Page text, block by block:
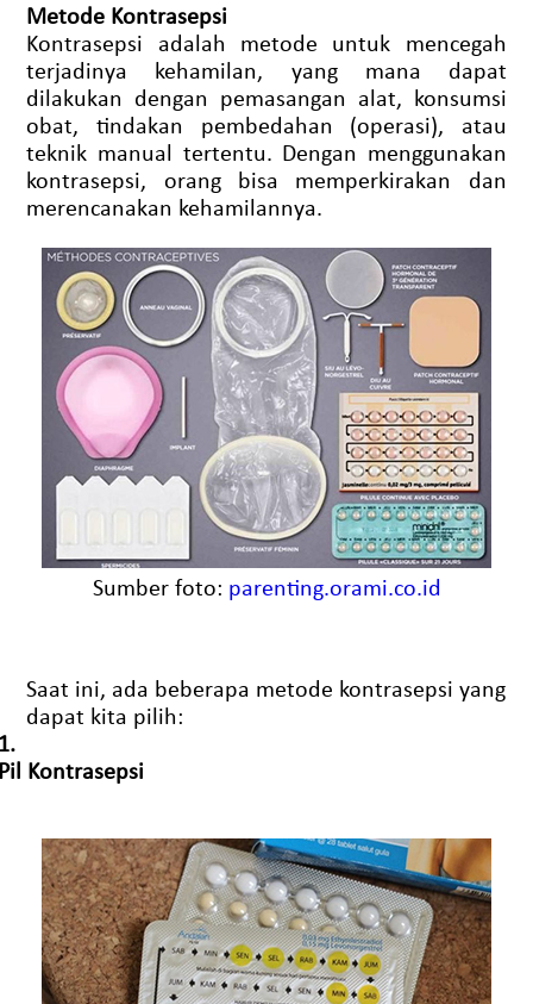
Metode Kontrasepsi
Kontrasepsi adalah metode untuk mencegah
terjadinya kehamilan, yang mana dapat
dilakukan dengan pemasangan alat, konsumsi
obat, tindakan pembedahan (operasi), atau
teknik manual tertentu. Dengan menggunakan
kontrasepsi, orang bisa memperkirakan dan
merencanakan kehamilannya.
Sumber foto: parenting.orami.co.id
Saat ini, ada beberapa metode kontrasepsi yang
dapat kita pilih:
Kontrasepsi